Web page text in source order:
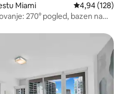
Miami Povprečna
4,94 (128)
270° pogled, bazen na